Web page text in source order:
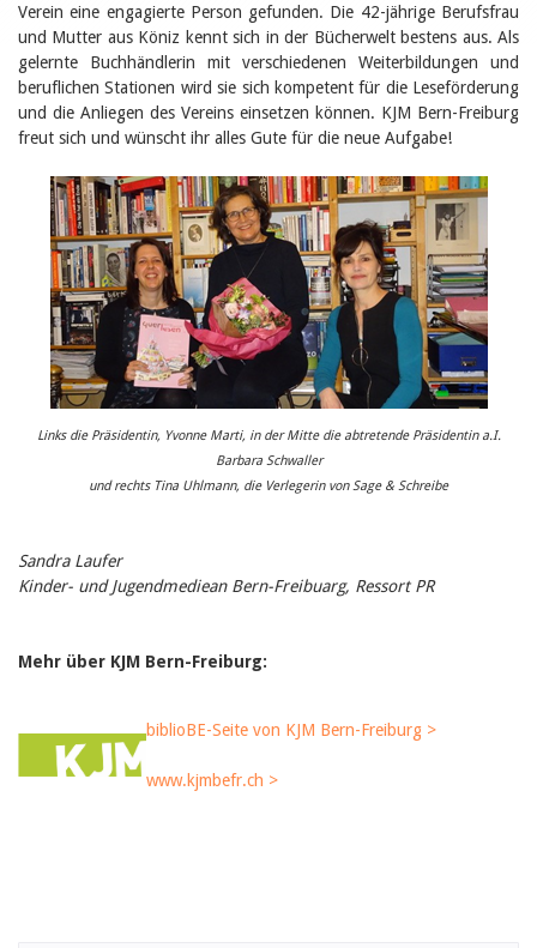
Bibliotheksangebote
Bibliosuisse
Kantonale
Unterstützungsbeiträge
Rezensionen
Schweizer Literatur
Autoren
Julie Greub
Birgit Libiszewski
Ursula Strahm
Sandra Dettwyler
Sibylle Birrer
Javier Lopez
Céline Graf
Felicitas Isler
Andrea Grichting
Alle Autoren
Juli 2026
Juni 2026
November 2025
September 2025
März 2025
Februar 2025
Verein eine engagierte Person gefunden. Die 42-jährige Berufsfrau
und Mutter aus Köniz kennt sich in der Bücherwelt bestens aus. Als
gelernte Buchhändlerin mit verschiedenen Weiterbildungen und
beruflichen Stationen wird sie sich kompetent für die Leseförderung
und die Anliegen des Vereins einsetzen können. KJM Bern-Freiburg
freut sich und wünscht ihr alles Gute für die neue Aufgabe!
Links die Präsidentin, Yvonne Marti, in der Mitte die abtretende Präsidentin a.I.
Barbara Schwaller
und rechts Tina Uhlmann, die Verlegerin von Sage & Schreibe
Sandra Laufer
Kinder- und Jugendmediean Bern-Freibuarg, Ressort PR
Mehr über KJM Bern-Freiburg:
biblioBE-Seite von KJM Bern-Freiburg >
www.kjmbefr.ch >